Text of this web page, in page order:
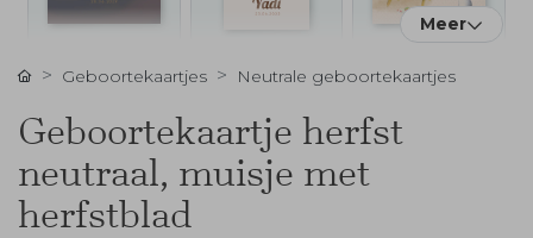
Meer
Geboortekaartjes Neutrale geboortekaartjes
Geboortekaartje herfst
neutraal, muisje met
herfstblad